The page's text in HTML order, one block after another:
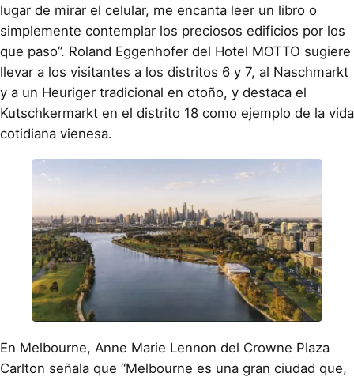
lugar de mirar el celular, me encanta leer un libro o
simplemente contemplar los preciosos edificios por los
que paso”. Roland Eggenhofer del Hotel MOTTO sugiere
llevar a los visitantes a los distritos 6 y 7, al Naschmarkt
y a un Heuriger tradicional en otoño, y destaca el
Kutschkermarkt en el distrito 18 como ejemplo de la vida
cotidiana vienesa.
En Melbourne, Anne Marie Lennon del Crowne Plaza
Carlton señala que “Melbourne es una gran ciudad que,